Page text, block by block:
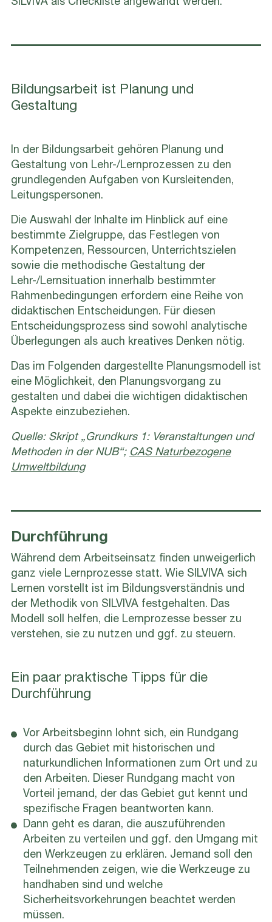
SILVIVA als Checkliste angewandt werden.
Bildungsarbeit ist Planung und
Gestaltung
In der Bildungsarbeit gehören Planung und
Gestaltung von Lehr-/Lernprozessen zu den
grundlegenden Aufgaben von Kursleitenden,
Leitungspersonen.
Die Auswahl der Inhalte im Hinblick auf eine
bestimmte Zielgruppe, das Festlegen von
Kompetenzen, Ressourcen, Unterrichtszielen
sowie die methodische Gestaltung der
Lehr-/Lernsituation innerhalb bestimmter
Rahmenbedingungen erfordern eine Reihe von
didaktischen Entscheidungen. Für diesen
Entscheidungsprozess sind sowohl analytische
Überlegungen als auch kreatives Denken nötig.
Das im Folgenden dargestellte Planungsmodell ist
eine Möglichkeit, den Planungsvorgang zu
gestalten und dabei die wichtigen didaktischen
Aspekte einzubeziehen.
Quelle: Skript „Grundkurs 1: Veranstaltungen und
Methoden in der NUB“; CAS Naturbezogene
Umweltbildung
Durchführung
Während dem Arbeitseinsatz finden unweigerlich
ganz viele Lernprozesse statt. Wie SILVIVA sich
Lernen vorstellt ist im Bildungsverständnis und
der Methodik von SILVIVA festgehalten. Das
Modell soll helfen, die Lernprozesse besser zu
verstehen, sie zu nutzen und ggf. zu steuern.
Ein paar praktische Tipps für die
Durchführung
Vor Arbeitsbeginn lohnt sich, ein Rundgang
durch das Gebiet mit historischen und
naturkundlichen Informationen zum Ort und zu
den Arbeiten. Dieser Rundgang macht von
Vorteil jemand, der das Gebiet gut kennt und
spezifische Fragen beantworten kann.
Dann geht es daran, die auszuführenden
Arbeiten zu verteilen und ggf. den Umgang mit
den Werkzeugen zu erklären. Jemand soll den
Teilnehmenden zeigen, wie die Werkzeuge zu
handhaben sind und welche
Sicherheitsvorkehrungen beachtet werden
müssen.